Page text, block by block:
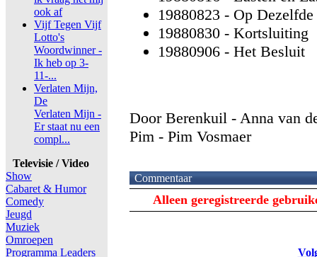
ook af
Vijf Tegen Vijf
Lotto's
Woordwinner -
Ik heb op 3-
11-...
Verlaten Mijn,
De
Verlaten Mijn -
Er staat nu een
compl...
Televisie / Video
Show
Cabaret & Humor
Comedy
Jeugd
Muziek
Omroepen
Programma Leaders
19880823 - Op
19880830 - Kortsluiting
19880906 - Het Besluit
Door Berenkuil - Anna van
Pim - Pim Vosmaer
Commentaar
Alleen geregistreerde